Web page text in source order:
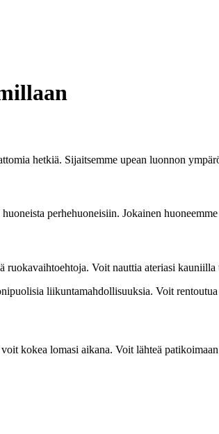
hetkiä. Sijaitsemme upean luonnon
perhehuoneisiin. Jokainen
Voit nauttia ateriasi kauniilla
liikuntamahdollisuuksia. Voit
kokea lomasi aikana. Voit lähteä